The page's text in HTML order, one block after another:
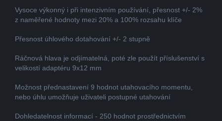
Vysoce výkonný i při intenzivním používání, přesnost +/- 2%
z naměřené hodnoty mezi 20% a 100% rozsahu klíče
Přesnost úhlového dotahování +/- 2 stupně
Ráčnová hlava je odjímatelná, poté zle použít příslušenství s
velikostí adaptéru 9x12 mm
Možnost přednastavení 9 hodnot utahovacího momentu,
nebo úhlu umožňuje uživateli postupné utahování
Dohledatelnost informací - 250 hodnot prostřednictvím